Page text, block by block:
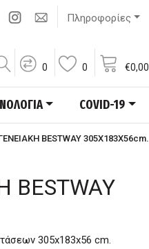
Πληροφορίες
0 0 €0,00
COVID-19
BESTWAY 305X183X56cm.
BESTWAY
305x183x56 cm.